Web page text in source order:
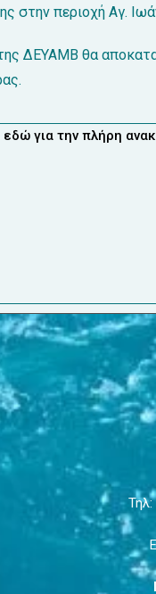
στην περιοχή Αγ.
της ΔΕΥΑΜΒ θα
για την πλήρη
Τηλ: